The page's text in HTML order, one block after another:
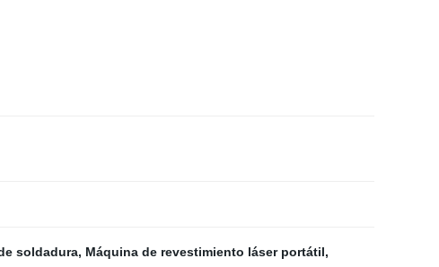
soldadura, Máquina de revestimiento láser portátil,